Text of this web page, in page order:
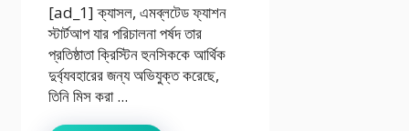
[ad_1] ক্যাসল, এমব্লটেড ফ্যাশন
স্টার্টআপ যার পরিচালনা পর্ষদ তার
প্রতিষ্ঠাতা ক্রিস্টিন হুনসিককে আর্থিক
দুর্ব্যবহারের জন্য অভিযুক্ত করেছে,
তিনি মিস করা ...